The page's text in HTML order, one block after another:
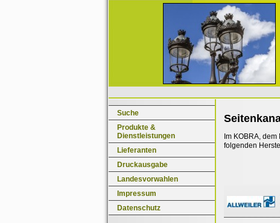
Suche
Produkte &
Dienstleistungen
Lieferanten
Druckausgabe
Landesvorwahlen
Impressum
Datenschutz
Im KOBRA,
folgenden